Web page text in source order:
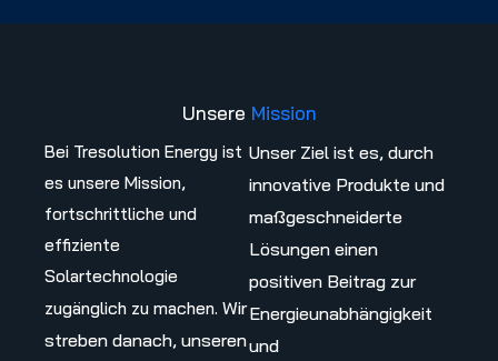
Unsere Mission
Bei Tresolution Energy ist
es unsere Mission,
fortschrittliche und
effiziente
Solartechnologie
zugänglich zu machen. Wir
streben danach, unseren
Unser Ziel ist es, durch
innovative Produkte und
maßgeschneiderte
Lösungen einen
positiven Beitrag zur
Energieunabhängigkeit
und